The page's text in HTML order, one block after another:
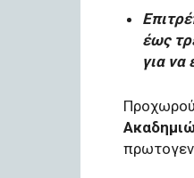
έως
για να